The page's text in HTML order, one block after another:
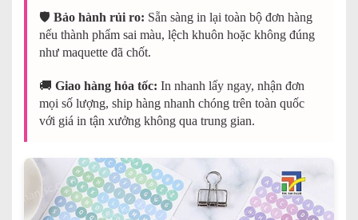
🛡️ Bảo hành rủi ro: Sẵn sàng in lại toàn bộ đơn hàng
nếu thành phẩm sai màu, lệch khuôn hoặc không đúng
như maquette đã chốt.
🚚 Giao hàng hỏa tốc: In nhanh lấy ngay, nhận đơn
mọi số lượng, ship hàng nhanh chóng trên toàn quốc
với giá in tận xưởng không qua trung gian.